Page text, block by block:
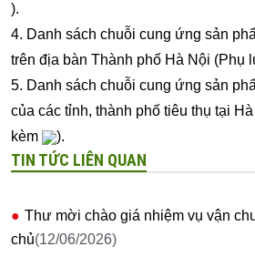
).
4. Danh sách chuỗi cung ứng sản
trên địa bàn Thành phố Hà Nội (Phụ
5. Danh sách chuỗi cung ứng sản
của các tỉnh, thành phố tiêu thụ tại
kèm
).
TIN TỨC LIÊN QUAN
Thư mời chào giá nhiệm vụ vận
chủ(12/06/2026)